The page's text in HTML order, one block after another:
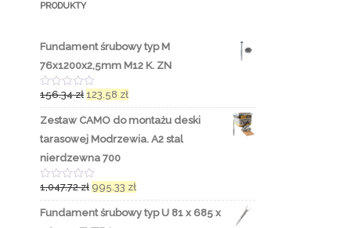
PRODUKTY
Fundament śrubowy typ M
76x1200x2,5mm M12 K. ZN
O
c
e
n
i
n
o
0
n
5
156.34zł 123.58 zł
Zestaw CAMO do montażu deski
tarasowej Modrzewia. A2 stal
nierdzewna 700
O
c
e
n
1,047.72zł 995.33 zł
Fundament śrubowy typ U 81 x 685 x